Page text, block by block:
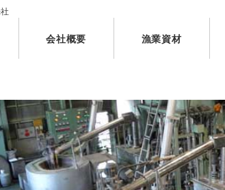
会社概要 漁業資材